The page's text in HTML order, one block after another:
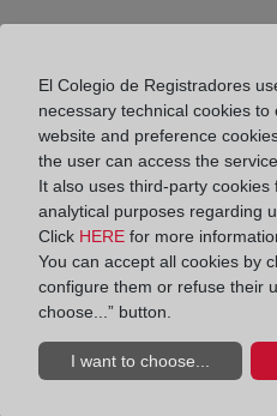
Nueva sesión del club de
Registradores dedicada a
El Colegio de Registradores
necessary technical cookies
website and preference
the user can access the
It also uses third-party
analytical purposes regarding
Click HERE for more
You can accept all cookies by
configure them or refuse their
choose...” button.
I want to choose...